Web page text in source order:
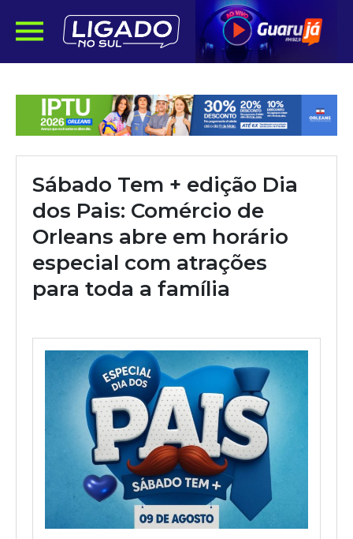
Sábado Tem + edição Dia
dos Pais: Comércio de
Orleans abre em horário
especial com atrações
para toda a família